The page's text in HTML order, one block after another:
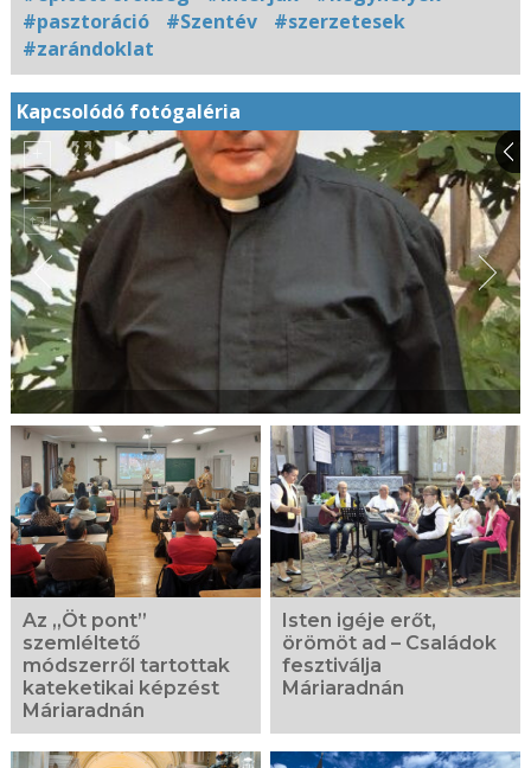
#pasztoráció
#Szentév
#szerzetesek
#zarándoklat
Kapcsolódó fotógaléria
Az „Öt pont”
szemléltető
módszerről tartottak
kateketikai képzést
Máriaradnán
Isten igéje erőt,
örömöt ad – Családok
fesztiválja
Máriaradnán